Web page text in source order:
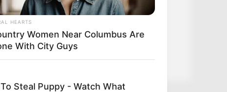
Művészek
Természet
Történetek
HEARTS
Women Near Columbus Are
With City Guys
Steal Puppy - Watch What